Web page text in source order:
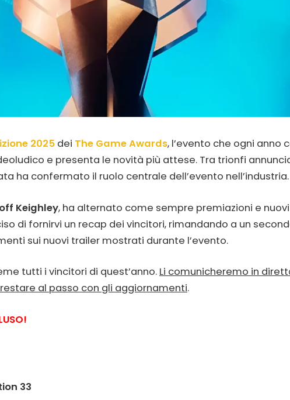
2025 dei The Game Awards, l’evento che ogni anno
e presenta le novità più attese. Tra trionfi
ha confermato il ruolo centrale dell’evento nell’industria.
Keighley, ha alternato come sempre premiazioni e
di fornirvi un recap dei vincitori, rimandando a un
sui nuovi trailer mostrati durante l’evento.
tutti i vincitori di quest’anno. Li comunicheremo in
al passo con gli aggiornamenti.
33